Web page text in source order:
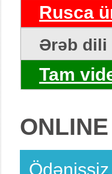
Rusca
Ərəb dili
Tam